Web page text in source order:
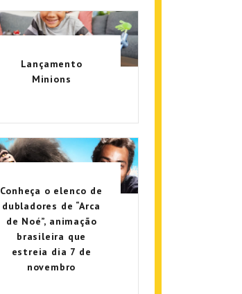
Lançamento
Minions
Conheça o elenco de
dubladores de “Arca
de Noé”, animação
brasileira que
estreia dia 7 de
novembro